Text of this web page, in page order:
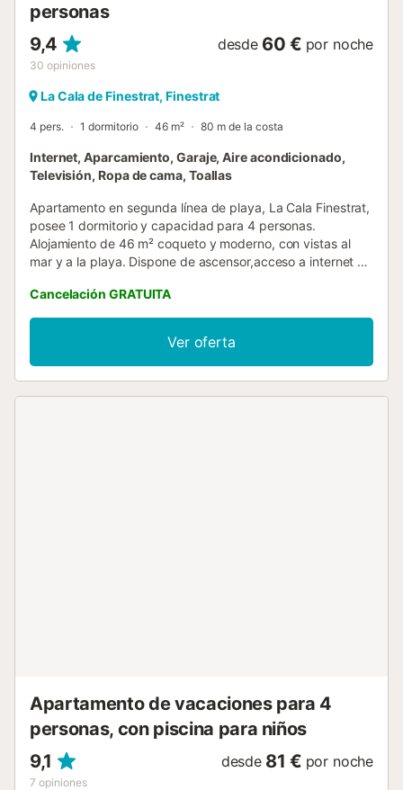
personas
9,4
30 opiniones
desde 60 € por noche
La Cala de Finestrat, Finestrat
4 pers. 1 dormitorio 46 m² 80 m de la costa
Internet, Aparcamiento, Garaje, Aire acondicionado,
Televisión, Ropa de cama, Toallas
Apartamento en segunda línea de playa, La Cala Finestrat,
posee 1 dormitorio y capacidad para 4 personas.
Alojamiento de 46 m² coqueto y moderno, con vistas al
mar y a la playa. Dispone de ascensor,acceso a internet de
calefacción bomba de calor, piscina comunitaria abierta de
temporada (01/06-30/09), plaza de garaje en el mismo
edificio, 2 Televisores (Smart TV), lavadora, plancha,
secador de pelo. La cocina de vitrocerámica, está
equipada con nevera, microondas, congelador,
Cancelación GRATUITA
Ver oferta
Apartamento de vacaciones para 4
personas, con piscina para niños
9,1
7 opiniones
desde 81 € por noche